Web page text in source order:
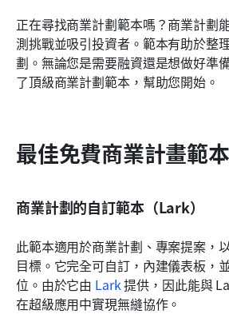
正在尋找商業計劃範本嗎？商業計劃
測挑戰並吸引投資者。範本有助於整
劃。無論您是需要融資還是想做好準
了頂級商業計劃範本，幫助您開始。
最佳免費商業計畫範本
商業計劃的自訂範本（Lark）
此範本適用於商業計劃、專案提案，
目標。它完全可自訂，內建儀表板，
位。由於它由 Lark 提供，因此能與
在超級應用中實現無縫協作。
商業計劃範本格式
如何選擇合適的商業計畫範本
用 Lark 更快啟動您的業務
相關閱讀